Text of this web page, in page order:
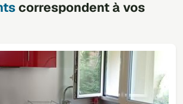
correspondent à vos